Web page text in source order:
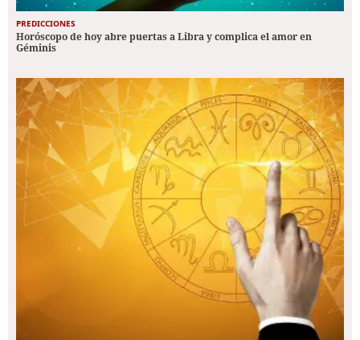
PREDICCIONES
Horóscopo de hoy abre puertas a Libra y complica el amor en
Géminis